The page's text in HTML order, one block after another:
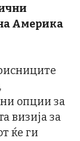
Америка
опции за
визија за
ќе ги